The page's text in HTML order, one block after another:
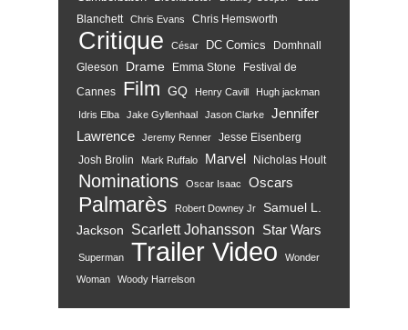
Blanchett
Chris Evans Chris Hemsworth
Critique César DC Comics
Domhnall
Gleeson
Drame Emma Stone
Festival de
Cannes
Film GQ Henry Cavill Hugh jackman
Idris Elba Jake Gyllenhaal Jason Clarke
Jennifer
Lawrence
Jeremy Renner
Jesse Eisenberg
Josh Brolin
Mark Ruffalo Marvel Nicholas Hoult
Nominations Oscar Isaac Oscars
Palmarès Robert Downey Jr
Samuel L.
Jackson
Scarlett Johansson Star Wars
Superman Trailer Video
Wonder
Woman
Woody Harrelson